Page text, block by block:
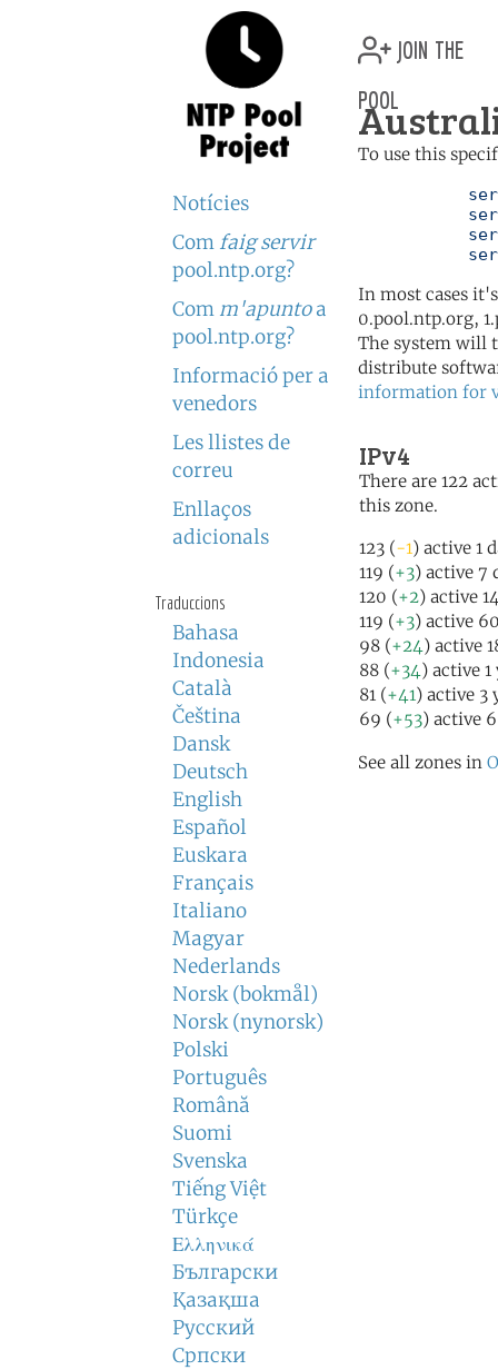
Notícies
Com faig servir
pool.ntp.org?
Com m'apuntoa
pool.ntp.org?
Informació per a
venedors
Les llistes de
correu
Enllaços
adicionals
Traduccions
Bahasa
Indonesia
Català
Čeština
Dansk
Deutsch
English
Español
Euskara
Français
Italiano
Magyar
Nederlands
Norsk (bokmål)
Norsk (nynorsk)
Polski
Português
Română
Suomi
Svenska
Tiếng Việt
Türkçe
Ελληνικά
Български
Қазақша
Русский
Српски
join the
pool
To use this
In most cases
0.pool.ntp.org,
The system will
distribute
information for
IPv4
There are 122
this zone.
123 (-1) active 1
119 (+3) active 7
120 (+2) active
119 (+3) active
98 (+24) active
88 (+34) active 1
81 (+41) active 3
69 (+53) active
See all zones in